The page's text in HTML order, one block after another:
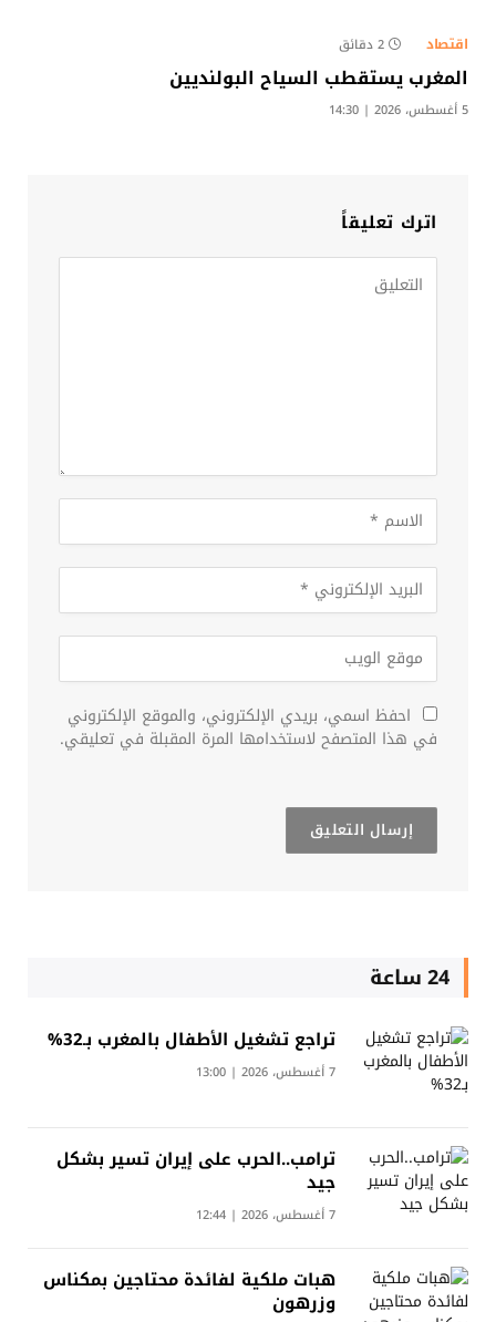
اقتصاد 2 دقائق
المغرب يستقطب السياح البولنديين
5 أغسطس، 2026 | 14:30
اترك تعليقاً
احفظ اسمي، بريدي الإلكتروني، والموقع الإلكتروني
في هذا المتصفح لاستخدامها المرة المقبلة في تعليقي.
24 ساعة
تراجع تشغيل الأطفال بالمغرب بـ32%
7 أغسطس، 2026 | 13:00
ترامب..الحرب على إيران تسير بشكل
جيد
7 أغسطس، 2026 | 12:44
هبات ملكية لفائدة محتاجين بمكناس
وزرهون